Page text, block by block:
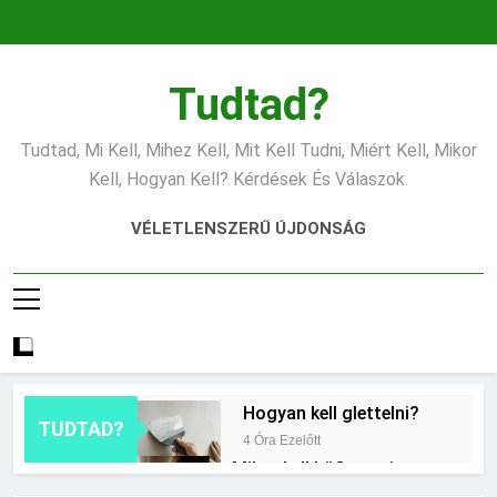
Tudtad?
Tudtad, Mi Kell, Mihez Kell, Mit Kell Tudni, Miért Kell, Mikor
Kell, Hogyan Kell? Kérdések És Válaszok.
VÉLETLENSZERŰ ÚJDONSÁG
TUDTAD?
Hogyan kell glettelni?
4 Óra Ezelőtt
Mikor kell büfiztetni a